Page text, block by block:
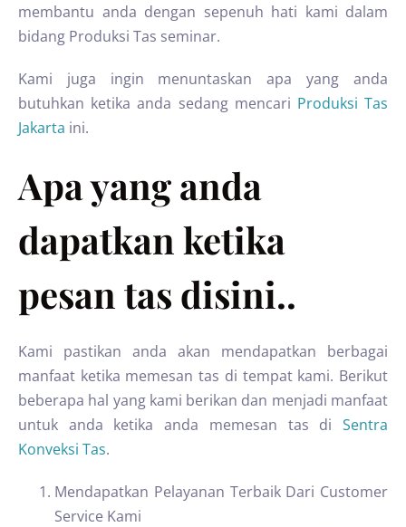
membantu anda dengan sepenuh hati kami dalam
bidang Produksi Tas seminar.
Kami juga ingin menuntaskan apa yang anda
butuhkan ketika anda sedang mencari Produksi Tas
Jakarta ini.
Apa yang anda
dapatkan ketika
pesan tas disini..
Kami pastikan anda akan mendapatkan berbagai
manfaat ketika memesan tas di tempat kami. Berikut
beberapa hal yang kami berikan dan menjadi manfaat
untuk anda ketika anda memesan tas di Sentra
Konveksi Tas.
Mendapatkan Pelayanan Terbaik Dari Customer
Service Kami